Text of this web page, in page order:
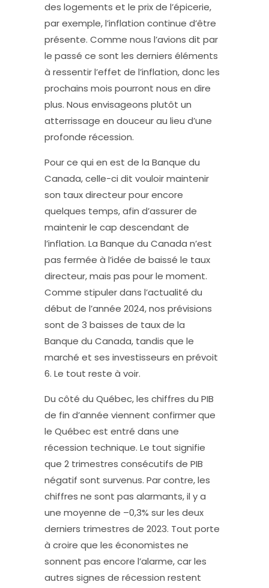
des logements et le prix de l’épicerie,
par exemple, l’inflation continue d’être
présente. Comme nous l’avions dit par
le passé ce sont les derniers éléments
à ressentir l’effet de l’inflation, donc les
prochains mois pourront nous en dire
plus. Nous envisageons plutôt un
atterrissage en douceur au lieu d’une
profonde récession.
Pour ce qui en est de la Banque du
Canada, celle-ci dit vouloir maintenir
son taux directeur pour encore
quelques temps, afin d’assurer de
maintenir le cap descendant de
l’inflation. La Banque du Canada n’est
pas fermée à l’idée de baissé le taux
directeur, mais pas pour le moment.
Comme stipuler dans l’actualité du
début de l’année 2024, nos prévisions
sont de 3 baisses de taux de la
Banque du Canada, tandis que le
marché et ses investisseurs en prévoit
6. Le tout reste à voir.
Du côté du Québec, les chiffres du PIB
de fin d’année viennent confirmer que
le Québec est entré dans une
récession technique. Le tout signifie
que 2 trimestres consécutifs de PIB
négatif sont survenus. Par contre, les
chiffres ne sont pas alarmants, il y a
une moyenne de –0,3% sur les deux
derniers trimestres de 2023. Tout porte
à croire que les économistes ne
sonnent pas encore l’alarme, car les
autres signes de récession restent